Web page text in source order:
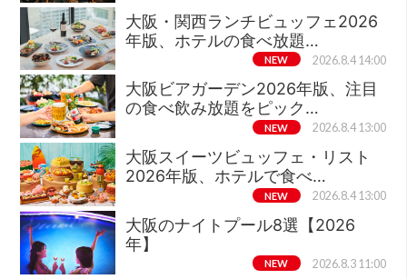
大阪・関西ランチビュッフェ2026
年版、ホテルの食べ放題…
NEW 2026.8.4 14:00
大阪ビアガーデン2026年版、注目
の食べ飲み放題をピック…
NEW 2026.8.4 13:00
大阪スイーツビュッフェ・リスト
2026年版、ホテルで食べ…
NEW 2026.8.4 13:00
大阪のナイトプール8選【2026
年】
NEW 2026.8.3 11:00